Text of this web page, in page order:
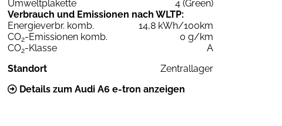
Umweltplakette
4 (Green)
Verbrauch und Emissionen nach WLTP:
Energieverbr. komb.
14,8 kWh/100km
CO2-Emissionen komb.
0 g/km
CO2-Klasse
A
Standort
Zentrallager
Details zum Audi A6 e-tron anzeigen